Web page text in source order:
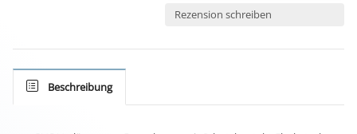
Rezension schreiben
Beschreibung